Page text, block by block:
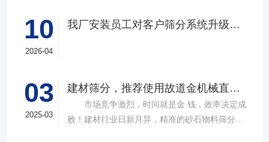
10
2026-04
我厂安装员工对客户筛分系统升级改造完工，客户很满意，我们也很高兴！
03
2025-03
建材筛分，推荐使用故道金机械直线筛
市场竞争激烈，时间就是金 钱，效率决定成
败！建材行业日新月异，精准的砂石物料筛分工